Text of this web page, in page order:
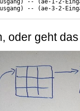
) -- (ae-1-2-
) -- (ae-3-2-
oder geht